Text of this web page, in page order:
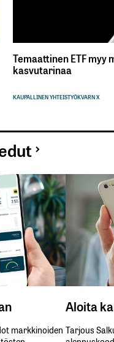
Temaattinen ETF myy
kasvutarinaa
KAUPALLINEN YHTEISTYÖKVARN X
markkinoiden
Aloita
Tarjous